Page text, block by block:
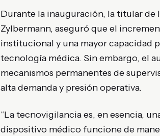
Durante la inauguración, la titular de
Zylbermann, aseguró que el
institucional y una mayor capacidad
tecnología médica. Sin embargo, el
mecanismos permanentes de
alta demanda y presión operativa.
“La tecnovigilancia es, en esencia,
dispositivo médico funcione de